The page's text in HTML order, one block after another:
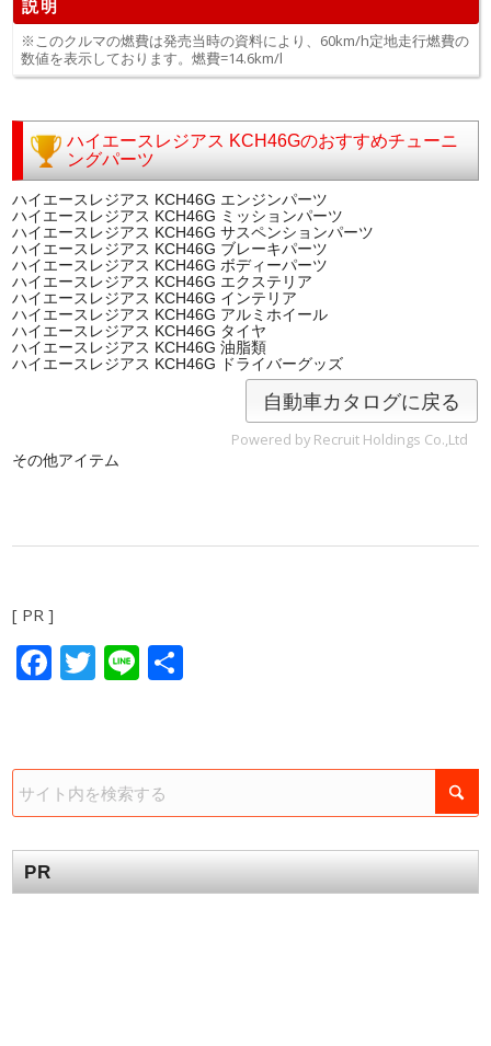
説明
※このクルマの燃費は発売当時の資料により、60km/h定地走行燃費の
数値を表示しております。燃費=14.6km/l
ハイエースレジアス KCH46Gのおすすめチューニ
ングパーツ
ハイエースレジアス KCH46G エンジンパーツ
ハイエースレジアス KCH46G ミッションパーツ
ハイエースレジアス KCH46G サスペンションパーツ
ハイエースレジアス KCH46G ブレーキパーツ
ハイエースレジアス KCH46G ボディーパーツ
ハイエースレジアス KCH46G エクステリア
ハイエースレジアス KCH46G インテリア
ハイエースレジアス KCH46G アルミホイール
ハイエースレジアス KCH46G タイヤ
ハイエースレジアス KCH46G 油脂類
ハイエースレジアス KCH46G ドライバーグッズ
自動車カタログに戻る
Powered by Recruit Holdings Co.,Ltd
その他アイテム
[ PR ]
Facebook
Twitter
Line
PR